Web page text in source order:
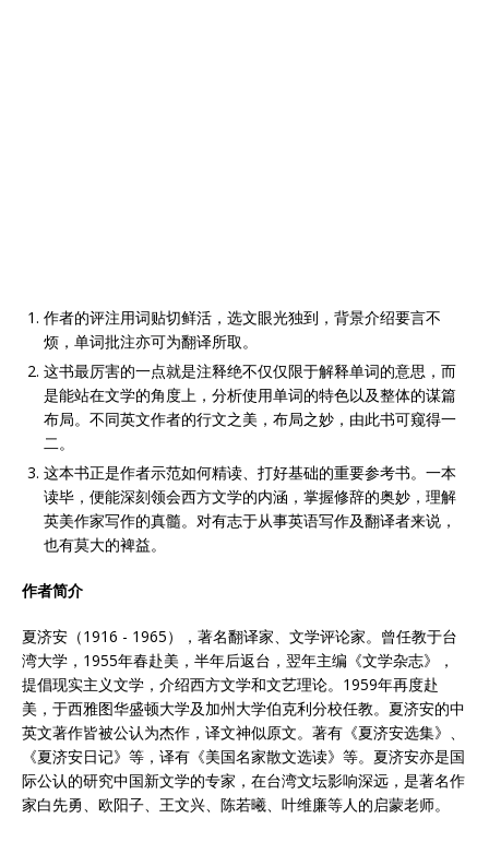
作者的评注用词贴切鲜活，选文眼光独到，背景介绍要言不
烦，单词批注亦可为翻译所取。
这书最厉害的一点就是注释绝不仅仅限于解释单词的意思，而
是能站在文学的角度上，分析使用单词的特色以及整体的谋篇
布局。不同英文作者的行文之美，布局之妙，由此书可窥得一
二。
这本书正是作者示范如何精读、打好基础的重要参考书。一本
读毕，便能深刻领会西方文学的内涵，掌握修辞的奥妙，理解
英美作家写作的真髓。对有志于从事英语写作及翻译者来说，
也有莫大的裨益。
作者简介
夏济安（1916 - 1965），著名翻译家、文学评论家。曾任教于台
湾大学，1955年春赴美，半年后返台，翌年主编《文学杂志》，
提倡现实主义文学，介绍西方文学和文艺理论。1959年再度赴
美，于西雅图华盛顿大学及加州大学伯克利分校任教。夏济安的中
英文著作皆被公认为杰作，译文神似原文。著有《夏济安选集》、
《夏济安日记》等，译有《美国名家散文选读》等。夏济安亦是国
际公认的研究中国新文学的专家，在台湾文坛影响深远，是著名作
家白先勇、欧阳子、王文兴、陈若曦、叶维廉等人的启蒙老师。